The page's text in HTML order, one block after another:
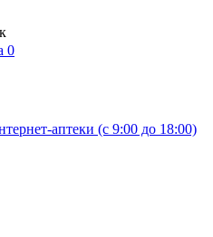
0
аптеки (с 9:00 до 18:00)